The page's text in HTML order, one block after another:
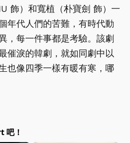
飾）和寬植（朴寶劍 飾）一
年代人們的苦難，有時代動
，每一件事都是考驗。該劇
催淚的韓劇，就如同劇中以
也像四季一樣有暖有寒，哪
吧！